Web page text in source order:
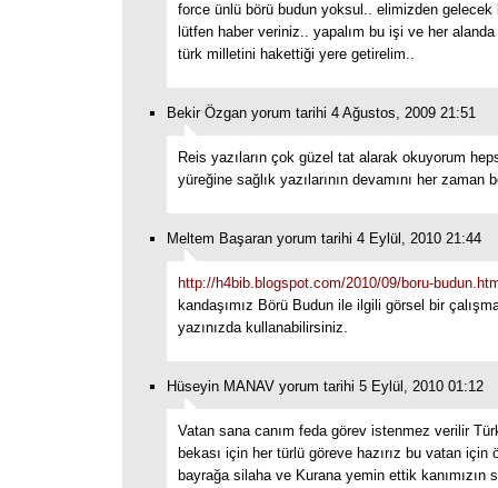
force ünlü börü budun yoksul.. elimizden gelecek
lütfen haber veriniz.. yapalım bu işi ve her
türk milletini hakettiği yere getirelim..
Bekir Özgan yorum tarihi 4 Ağustos, 2009 21:51
Reis yazıların çok güzel tat alarak okuyorum
yüreğine sağlık yazılarının devamını her zaman
Meltem Başaran yorum tarihi 4 Eylül, 2010 21:44
http://h4bib.blogspot.com/2010/09/boru-
kandaşımız Börü Budun ile ilgili görsel bir
yazınızda kullanabilirsiniz.
Hüseyin MANAV yorum tarihi 5 Eylül, 2010 01:12
Vatan sana canım feda görev istenmez verilir
bekası için her türlü göreve hazırız bu vatan için
bayrağa silaha ve Kurana yemin ettik kanımızın